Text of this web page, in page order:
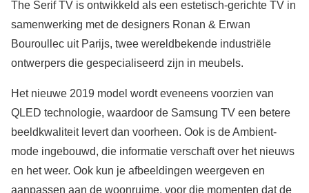
The Serif TV is ontwikkeld als een estetisch-gerichte TV in
samenwerking met de designers Ronan & Erwan
Bouroullec uit Parijs, twee wereldbekende industriële
ontwerpers die gespecialiseerd zijn in meubels.
Het nieuwe 2019 model wordt eveneens voorzien van
QLED technologie, waardoor de Samsung TV een betere
beeldkwaliteit levert dan voorheen. Ook is de Ambient-
mode ingebouwd, die informatie verschaft over het nieuws
en het weer. Ook kun je afbeeldingen weergeven en
aanpassen aan de woonruime, voor die momenten dat de